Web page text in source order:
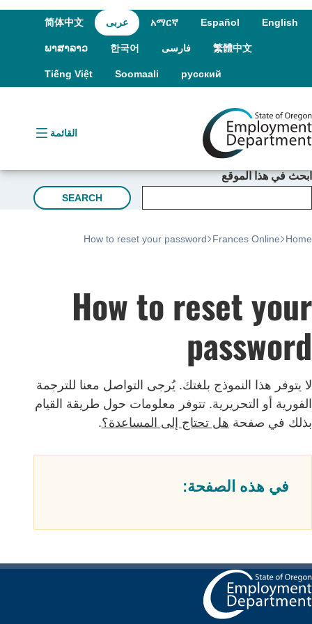
English
Español
አማርኛ عربى 简体中文
繁體中文 فارسی 한국어
ພາສາລາວ
русский
Soomaali
Tiếng Việt
القائمة
ابحث في هذا الموقع
SEARCH
Home
Frances Online
How to reset your password
How to reset your
password
لا يتوفر هذا النموذج بلغتك. يُرجى التواصل معنا للترجمة
الفورية أو التحريرية. تتوفر معلومات حول طريقة القيام
بذلك في صفحة هل تحتاج إلى المساعدة؟.
في هذه الصفحة: